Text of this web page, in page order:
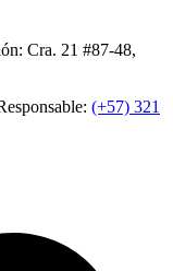
Cra. 21 #87-48,
(+57) 321